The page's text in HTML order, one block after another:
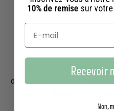
10,90€
,
0
€
Notre collection d'eaux
développée par notre maître
10% de remise sur
Recevoir
Non,